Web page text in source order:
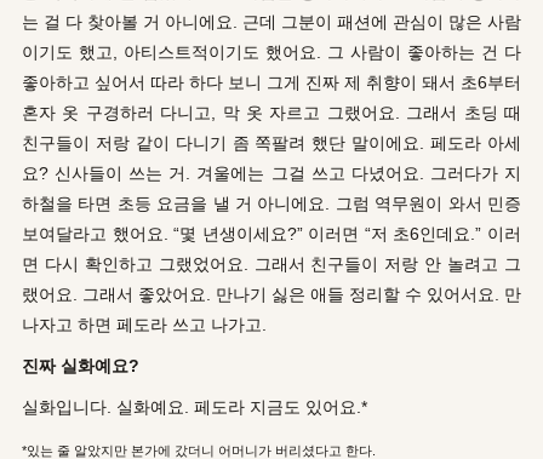
는 걸 다 찾아볼 거 아니에요. 근데 그분이 패션에 관심이 많은 사람
이기도 했고, 아티스트적이기도 했어요. 그 사람이 좋아하는 건 다
좋아하고 싶어서 따라 하다 보니 그게 진짜 제 취향이 돼서 초6부터
혼자 옷 구경하러 다니고, 막 옷 자르고 그랬어요. 그래서 초딩 때
친구들이 저랑 같이 다니기 좀 쪽팔려 했단 말이에요. 페도라 아세
요? 신사들이 쓰는 거. 겨울에는 그걸 쓰고 다녔어요. 그러다가 지
하철을 타면 초등 요금을 낼 거 아니에요. 그럼 역무원이 와서 민증
보여달라고 했어요. “몇 년생이세요?” 이러면 “저 초6인데요.” 이러
면 다시 확인하고 그랬었어요. 그래서 친구들이 저랑 안 놀려고 그
랬어요. 그래서 좋았어요. 만나기 싫은 애들 정리할 수 있어서요. 만
나자고 하면 페도라 쓰고 나가고.
진짜 실화예요?
실화입니다. 실화예요. 페도라 지금도 있어요.*
*있는 줄 알았지만 본가에 갔더니 어머니가 버리셨다고 한다.